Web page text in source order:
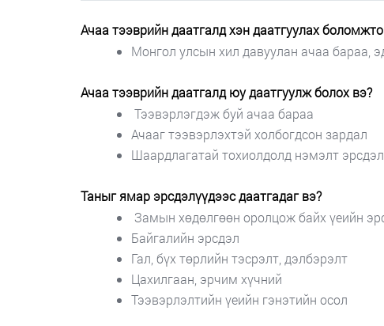
Ачаа тээврийн даатгалд хэн даатгуулах
Монгол улсын хил давуулан ачаа бараа,
Ачаа тээврийн даатгалд юу даатгуулж болох вэ?
Тээвэрлэгдэж буй ачаа бараа
Ачааг тээвэрлэхтэй холбогдсон зардал
Шаардлагатай тохиолдолд нэмэлт
Таныг ямар эрсдэлүүдээс даатгадаг вэ?
Замын хөдөлгөөн оролцож байх үеийн
Байгалийн эрсдэл
Гал, бүх төрлийн тэсрэлт, дэлбэрэлт
Цахилгаан, эрчим хүчний
Тээвэрлэлтийн үеийн гэнэтийн осол